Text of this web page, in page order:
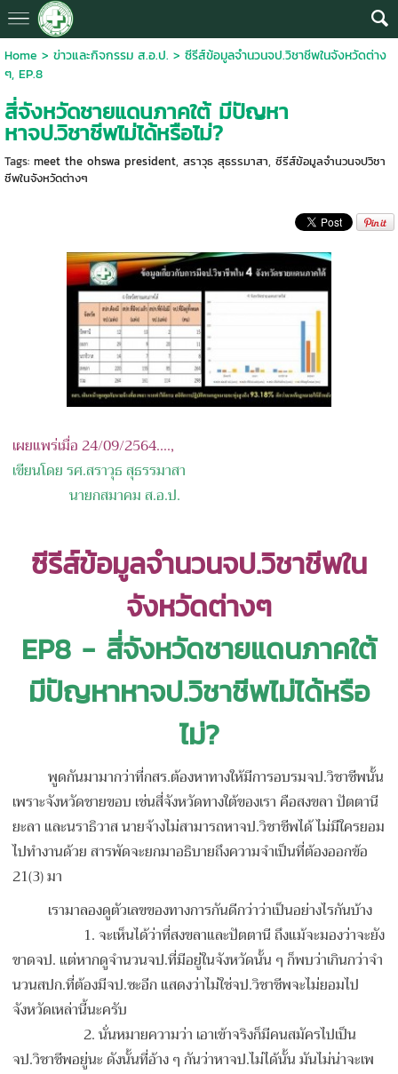
Home > ข่าวและกิจกรรม ส.อ.ป. > ซีรีส์ข้อมูลจำนวนจป.วิชาชีพในจังหวัดต่าง
ๆ, EP.8
สี่จังหวัดชายแดนภาคใต้ มีปัญหา
หาจป.วิชาชีพไม่ได้หรือไม่?
Tags: meet the ohswa president, สราวุธ สุธรรมาสา, ซีรีส์ข้อมูลจำนวนจปวิชา
ชีพในจังหวัดต่างๆ
เผยแพร่เมื่อ 24/09/2564....,
เขียนโดย รศ.สราวุธ สุธรรมาสา
นายกสมาคม ส.อ.ป.
ซีรีส์ข้อมูลจำนวนจป.วิชาชีพใน
จังหวัดต่างๆ
EP8 - สี่จังหวัดชายแดนภาคใต้
มีปัญหาหาจป.วิชาชีพไม่ได้หรือ
ไม่?
พูดกันมามากว่าที่กสร.ต้องหาทางให้มีการอบรมจป.วิชาชีพนั้น
เพราะจังหวัดชายขอบ เช่นสี่จังหวัดทางใต้ของเรา คือสงขลา ปัตตานี
ยะลา และนราธิวาส นายจ้างไม่สามารถหาจป.วิชาชีพได้ ไม่มีใครยอม
ไปทำงานด้วย สารพัดจะยกมาอธิบายถึงความจำเป็นที่ต้องออกข้อ
21(3) มา
เรามาลองดูตัวเลขของทางการกันดีกว่าว่าเป็นอย่างไรกันบ้าง
1. จะเห็นได้ว่าที่สงขลาและปัตตานี ถึงแม้จะมองว่าจะยัง
ขาดจป. แต่หากดูจำนวนจป.ที่มีอยู่ในจังหวัดนั้น ๆ ก็พบว่าเกินกว่าจำ
นวนสปก.ที่ต้องมีจป.ซะอีก แสดงว่าไม่ใช่จป.วิชาชีพจะไม่ยอมไป
จังหวัดเหล่านี้นะครับ
2. นั่นหมายความว่า เอาเข้าจริงก็มีคนสมัครไปเป็น
จป.วิชาชีพอยู่นะ ดังนั้นที่อ้าง ๆ กันว่าหาจป.ไม่ได้นั้น มันไม่น่าจะเพ